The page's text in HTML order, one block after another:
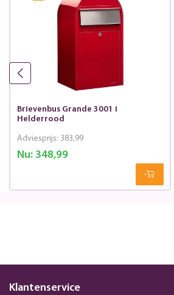
Brievenbus Grande 3001 i
Helderrood
Nu:348,99
Adviesprijs: 383,99
Klantenservice